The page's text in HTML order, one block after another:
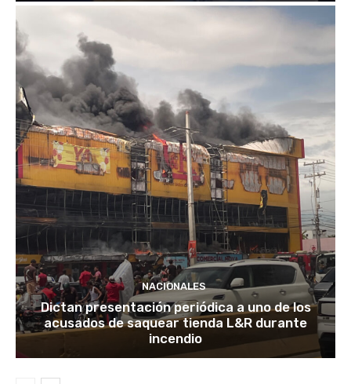
NACIONALES
Dictan presentación periódica a uno de los
acusados de saquear tienda L&R durante
incendio